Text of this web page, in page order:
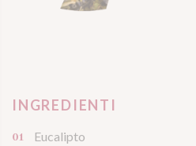
INGREDIENTI
Eucalipto